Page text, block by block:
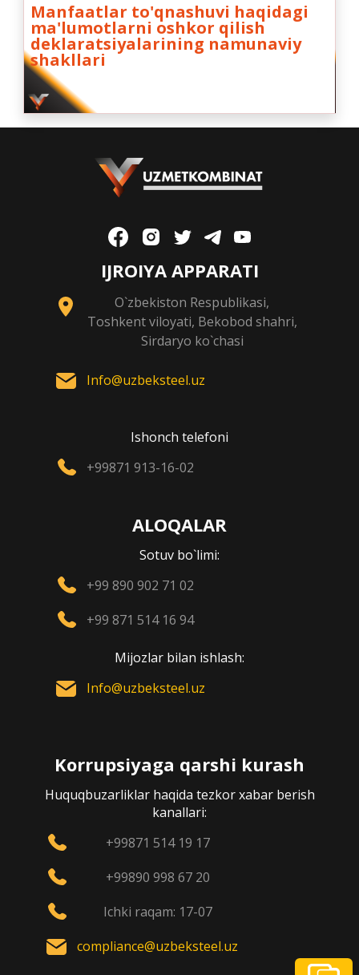
Manfaatlar to'qnashuvi haqidagi
ma'lumotlarni oshkor qilish
deklaratsiyalarining namunaviy
shakllari
IJROIYA APPARATI
O`zbekiston Respublikasi,
Toshkent viloyati, Bekobod shahri,
Sirdaryo ko`chasi
Info@uzbeksteel.uz
Ishonch telefoni
+99871 913-16-02
ALOQALAR
Sotuv bo`limi:
+99 890 902 71 02
+99 871 514 16 94
Mijozlar bilan ishlash:
Info@uzbeksteel.uz
Korrupsiyaga qarshi kurash
Huquqbuzarliklar haqida tezkor xabar berish
kanallari:
+99871 514 19 17
+99890 998 67 20
Ichki raqam: 17-07
compliance@uzbeksteel.uz